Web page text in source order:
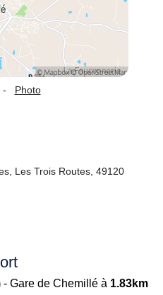
- Photo
Les Trois Routes, 49120
- Gare de Chemillé à 1.83km